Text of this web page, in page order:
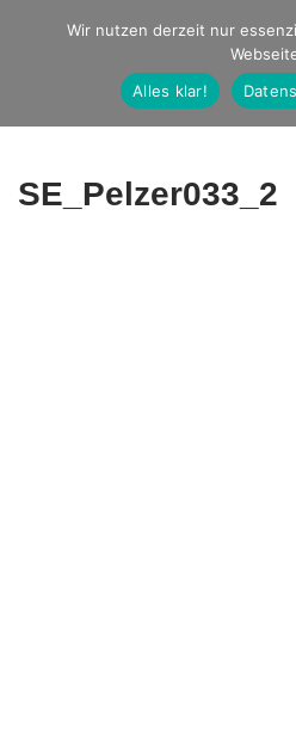
Studio Ernst
Fotografie
SE_Pelzer033_2
Wir nutzen derzeit nur
Alles klar!